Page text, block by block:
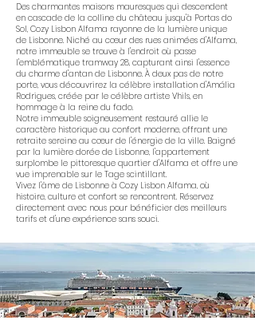
Des charmantes maisons mauresques qui descendent
en cascade de la colline du château jusqu'à Portas do
Sol, Cozy Lisbon Alfama rayonne de la lumière unique
de Lisbonne. Niché au cœur des rues animées d'Alfama,
notre immeuble se trouve à l'endroit où passe
l'emblématique tramway 28, capturant ainsi l'essence
du charme d'antan de Lisbonne. À deux pas de notre
porte, vous découvrirez la célèbre installation d'Amália
Rodrigues, créée par le célèbre artiste Vhils, en
hommage à la reine du fado.
Notre immeuble soigneusement restauré allie le
caractère historique au confort moderne, offrant une
retraite sereine au cœur de l'énergie de la ville. Baigné
par la lumière dorée de Lisbonne, l'appartement
surplombe le pittoresque quartier d'Alfama et offre une
vue imprenable sur le Tage scintillant.
Vivez l'âme de Lisbonne à Cozy Lisbon Alfama, où
histoire, culture et confort se rencontrent. Réservez
directement avec nous pour bénéficier des meilleurs
tarifs et d'une expérience sans souci.